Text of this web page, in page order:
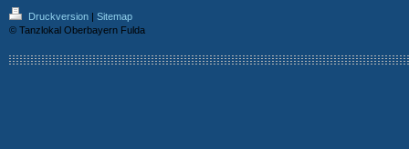
Druckversion | Sitemap
© Tanzlokal Oberbayern Fulda